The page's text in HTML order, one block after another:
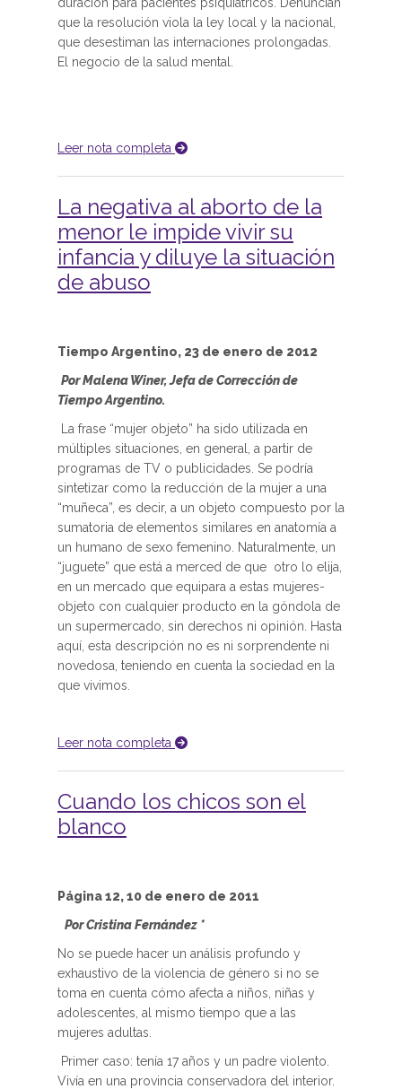
que la resolución viola la ley local y la nacional,
que desestiman las internaciones prolongadas.
El negocio de la salud mental.
Leer nota completa
La negativa al aborto de la
menor le impide vivir su
infancia y diluye la situación
de abuso
Tiempo Argentino, 23 de enero de 2012
Por Malena Winer, Jefa de Corrección de
Tiempo Argentino.
La frase “mujer objeto” ha sido utilizada en
múltiples situaciones, en general, a partir de
programas de TV o publicidades. Se podría
sintetizar como la reducción de la mujer a una
“muñeca”, es decir, a un objeto compuesto por la
sumatoria de elementos similares en anatomía a
un humano de sexo femenino. Naturalmente, un
“juguete” que está a merced de que otro lo elija,
en un mercado que equipara a estas mujeres-
objeto con cualquier producto en la góndola de
un supermercado, sin derechos ni opinión. Hasta
aquí, esta descripción no es ni sorprendente ni
novedosa, teniendo en cuenta la sociedad en la
que vivimos.
Leer nota completa
Cuando los chicos son el
blanco
Página 12, 10 de enero de 2011
Por Cristina Fernández *
No se puede hacer un análisis profundo y
exhaustivo de la violencia de género si no se
toma en cuenta cómo afecta a niños, niñas y
adolescentes, al mismo tiempo que a las
mujeres adultas.
Primer caso: tenía 17 años y un padre violento.
Vivía en una provincia conservadora del interior.